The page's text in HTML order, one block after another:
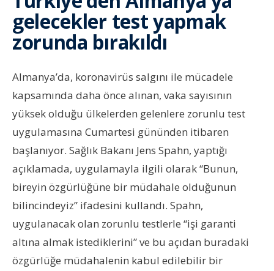
gelecekler test yapmak
zorunda bırakıldı
Almanya’da, koronavirüs salgını ile mücadele
kapsamında daha önce alınan, vaka sayısının
yüksek olduğu ülkelerden gelenlere zorunlu test
uygulamasına Cumartesi gününden itibaren
başlanıyor. Sağlık Bakanı Jens Spahn, yaptığı
açıklamada, uygulamayla ilgili olarak “Bunun,
bireyin özgürlüğüne bir müdahale olduğunun
bilincindeyiz” ifadesini kullandı. Spahn,
uygulanacak olan zorunlu testlerle “işi garanti
altına almak istediklerini” ve bu açıdan buradaki
özgürlüğe müdahalenin kabul edilebilir bir